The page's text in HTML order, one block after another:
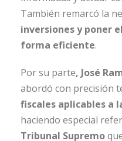
También remarcó la
inversiones y poner
forma eficiente.
Por su parte, José
abordó con precisión
fiscales aplicables a
haciendo especial
Tribunal Supremo